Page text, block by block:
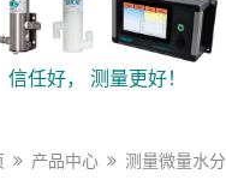
信任好， 测量更好！
产品中心 测量微量水分